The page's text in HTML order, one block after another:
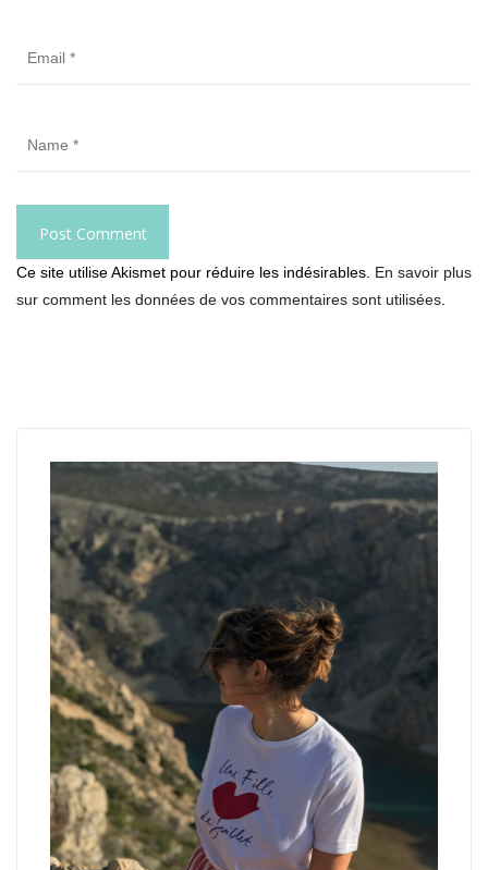
Ce site utilise Akismet pour réduire les indésirables. En savoir plus
sur comment les données de vos commentaires sont utilisées